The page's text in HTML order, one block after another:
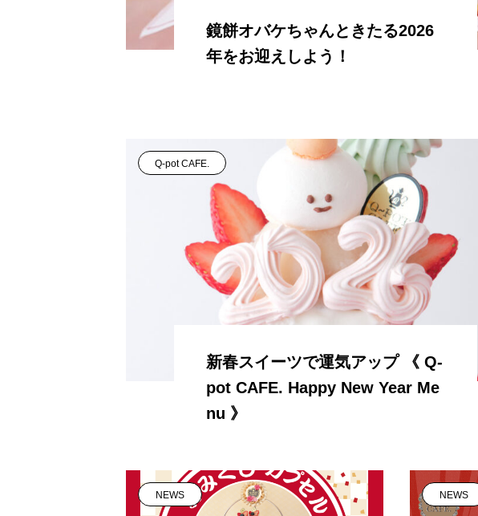
鏡餅オバケちゃんときたる2026
年をお迎えしよう！
Q-pot CAFE.
新春スイーツで運気アップ 《 Q-
pot CAFE. Happy New Year Me
nu 》
NEWS NEWS